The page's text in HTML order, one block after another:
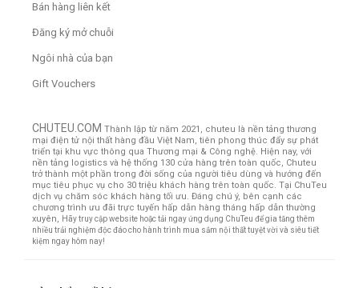
Bán hàng liên kết
Đăng ký mở chuỗi
Ngôi nhà của bạn
Gift Vouchers
CHUTEU.COM Thành lập từ năm 2021, chuteu là nền tảng thương
mại điện tử nội thất hàng đầu Việt Nam, tiên phong thúc đẩy sự phát
triển tại khu vực thông qua Thương mại & Công nghệ. Hiện nay, với
nền tảng logistics và hệ thống 130 cửa hàng trên toàn quốc, Chuteu
trở thành một phần trong đời sống của người tiêu dùng và hướng đến
mục tiêu phục vụ cho 30 triệu khách hàng trên toàn quốc. Tại ChuTeu
dịch vụ chăm sóc khách hàng tối ưu. Đáng chú ý, bên cạnh các
chương trình ưu đãi trực tuyến hấp dẫn hàng tháng hấp dẫn thường
xuyên, Hãy truy cập website hoặc tải ngay ứng dụng ChuTeu để gia tăng thêm
nhiều trải nghiệm độc đáo cho hành trình mua sắm nội thất tuyệt vời và siêu tiết
kiệm ngay hôm nay!